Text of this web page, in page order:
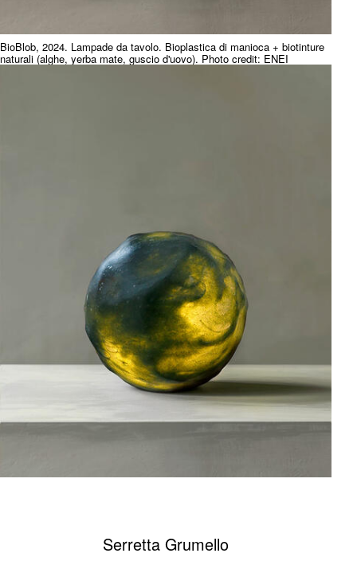
BioBlob, 2024. Lampade da tavolo. Bioplastica di manioca + biotinture
naturali (alghe, yerba mate, guscio d'uovo). Photo credit: ENEI
Serretta Grumello